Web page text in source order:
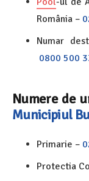
România –
Numar
0800 500
Numere de
Municipiul
Primarie –
Protectia